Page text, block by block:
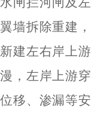
墙拆除重建，
建左右岸上游
，左岸上游穿
移、渗漏等安